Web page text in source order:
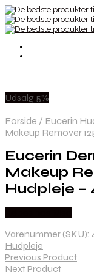
Udsalg 5%
Forside / Eucerin
Makeup Remover
Eucerin
Makeup
Hudpleje –
Varenummer (SKU):
Hudpleje
Previous Product
Next Product